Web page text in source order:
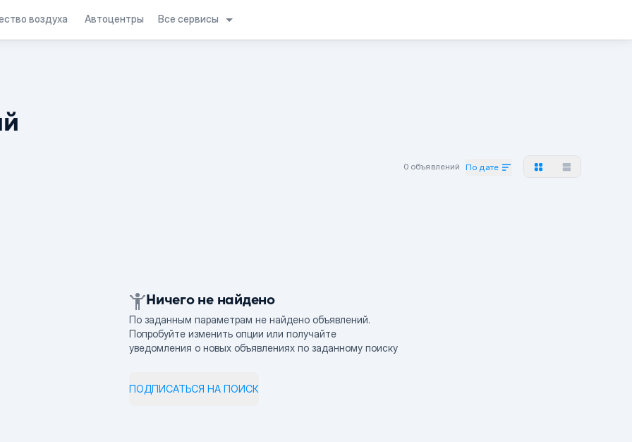
воздуха Автоцентры Все сервисы
0 объявлений По дате
Ничего не найдено
По заданным параметрам не найдено объявлений.
Попробуйте изменить опции или получайте
уведомления о новых объявлениях по заданному поиску
ПОДПИСАТЬСЯ НА ПОИСК